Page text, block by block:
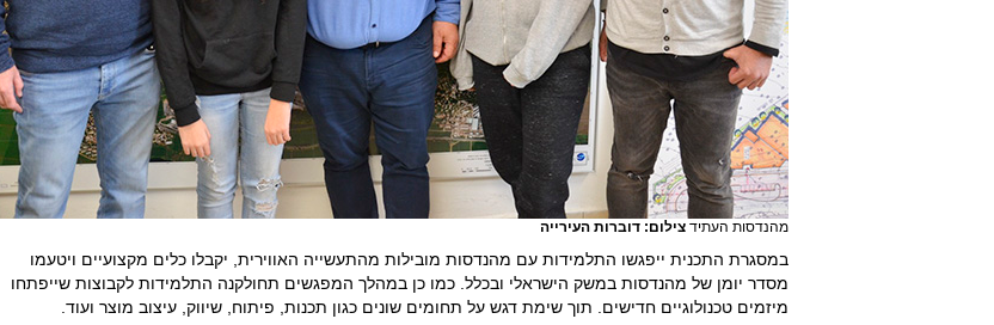
מהנדסות העתיד צילום: דוברות העירייה
במסגרת התכנית ייפגשו התלמידות עם מהנדסות מובילות מהתעשייה האווירית, יקבלו כלים מקצועיים ויטעמו
מסדר יומן של מהנדסות במשק הישראלי ובכלל. כמו כן במהלך המפגשים תחולקנה התלמידות לקבוצות שייפתחו
מיזמים טכנולוגיים חדישים. תוך שימת דגש על תחומים שונים כגון תכנות, פיתוח, שיווק, עיצוב מוצר ועוד.